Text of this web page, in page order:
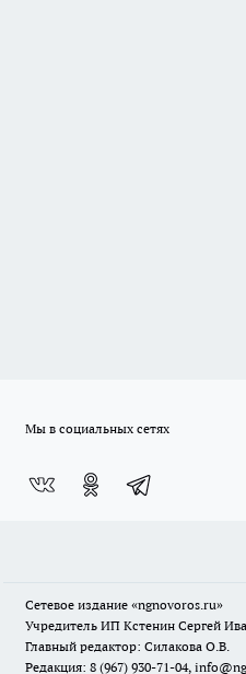
Мы в социальных сетях
Сетевое издание «ngnovoros.ru»
Учредитель ИП Кстенин Сергей
Главный редактор: Силакова О.В.
Редакция: 8 (967) 930-71-04,